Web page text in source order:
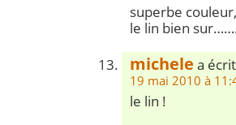
superbe
le lin bien
michele a
19 mai 2010 à
le lin !